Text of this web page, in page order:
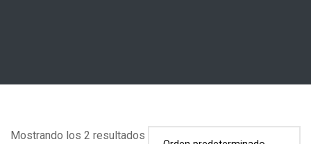
Mostrando los 2 resultados